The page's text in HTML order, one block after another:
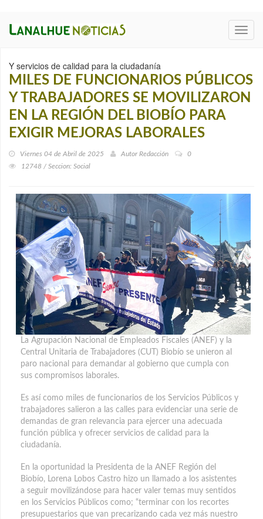
Y servicios de calidad para la ciudadanía
MILES DE FUNCIONARIOS PÚBLICOS
Y TRABAJADORES SE MOVILIZARON
EN LA REGIÓN DEL BIOBÍO PARA
EXIGIR MEJORAS LABORALES
Viernes 04 de Abril de 2025 Autor Redacción
0
12748 / Seccion: Social
La Agrupación Nacional de Empleados Fiscales (ANEF) y la
Central Unitaria de Trabajadores (CUT) Biobío se unieron al
paro nacional para demandar al gobierno que cumpla con
sus compromisos laborales.
Es así como miles de funcionarios de los Servicios Públicos y
trabajadores salieron a las calles para evidenciar una serie de
demandas de gran relevancia para ejercer una adecuada
función pública y ofrecer servicios de calidad para la
ciudadanía.
En la oportunidad la Presidenta de la ANEF Región del
Biobío, Lorena Lobos Castro hizo un llamado a los asistentes
a seguir movilizándose para hacer valer temas muy sentidos
en los Servicios Públicos como; “terminar con los recortes
presupuestarios que van precarizando cada vez más nuestro